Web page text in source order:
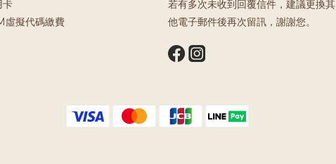
卡
虛擬代碼繳費
若有多次未收到回覆信件，建議更換其
他電子郵件後再次留訊，謝謝您。